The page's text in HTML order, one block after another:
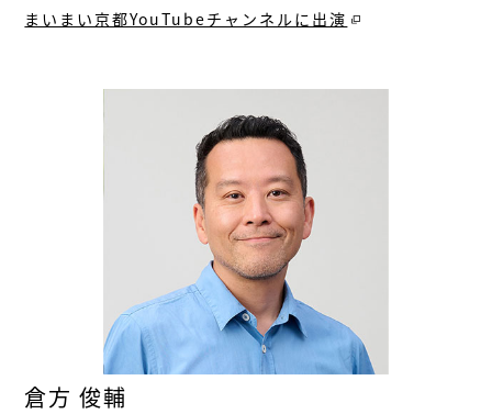
まいまい京都YouTubeチャンネルに出演
倉方 俊輔